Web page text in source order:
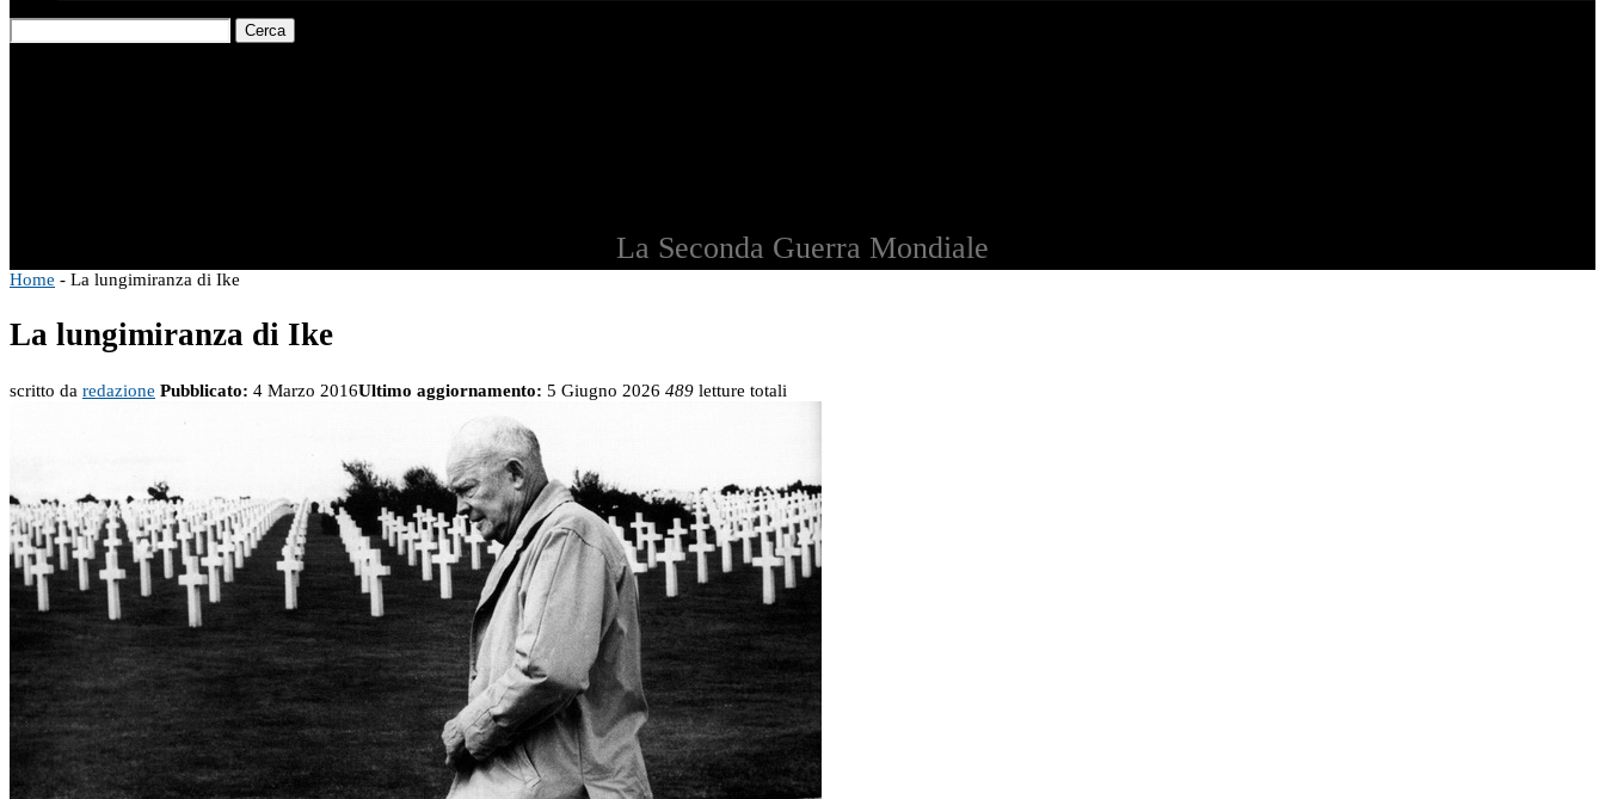
Cerca
La Seconda Guerra Mondiale
Home - La lungimiranza di Ike
La lungimiranza di Ike
scritto da redazione Pubblicato: 4 Marzo 2016Ultimo aggiornamento: 5 Giugno 2026 489 letture totali